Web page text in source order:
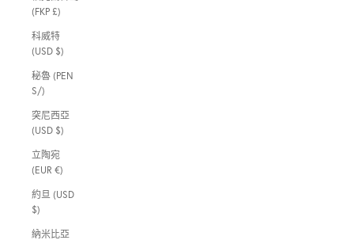
(FKP £)
科威特
(USD $)
秘魯 (PEN
S/)
突尼西亞
(USD $)
立陶宛
(EUR €)
約旦 (USD
$)
納米比亞